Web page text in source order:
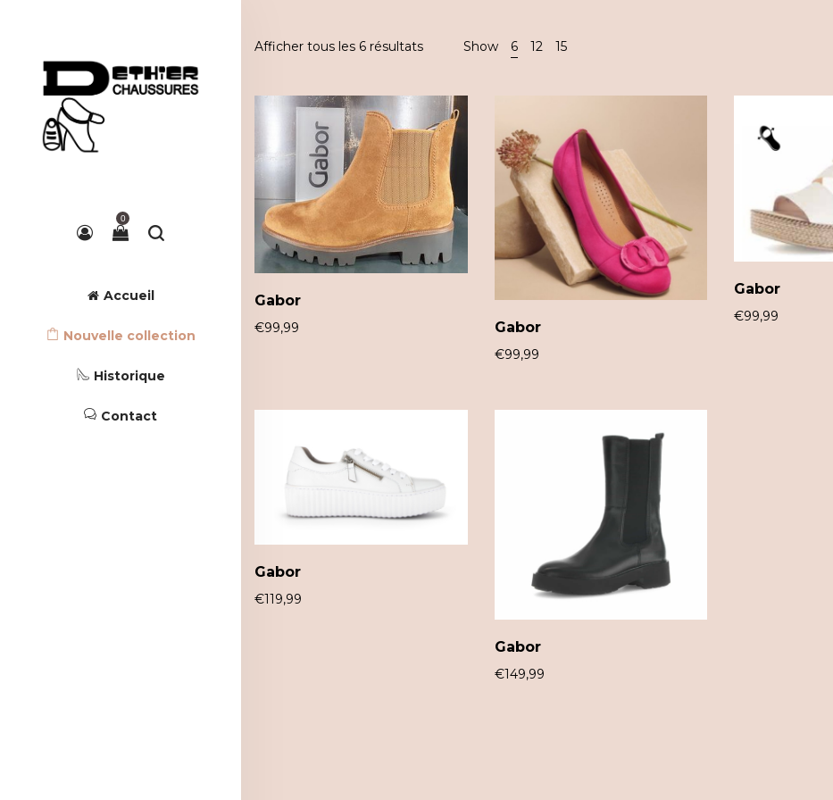
0
Accueil
Nouvelle collection
Historique
Contact
Afficher tous les 6 résultats Show 6 12 15
Gabor
€99,99 Gabor
€99,99
Gabor
€99,99
Gabor
€119,99
Gabor
€149,99